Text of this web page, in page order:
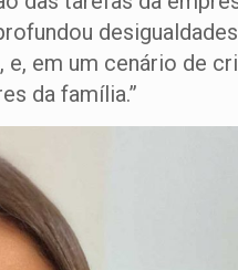
em um cenário de
da família.”